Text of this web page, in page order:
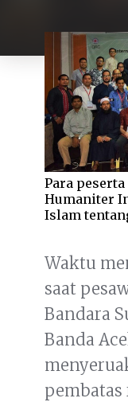
Para
Humaniter
Islam
Waktu
saat
Bandara
Banda